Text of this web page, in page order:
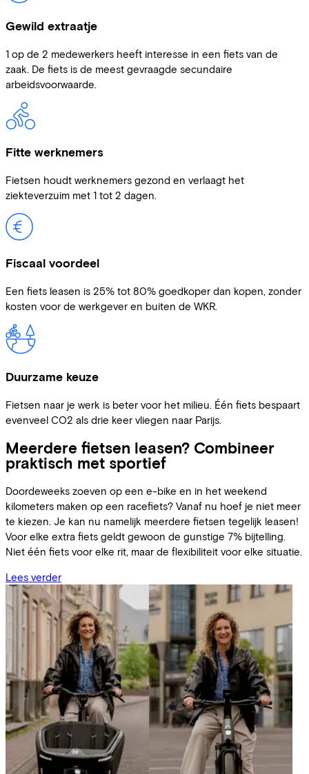
Gewild extraatje
1 op de 2 medewerkers heeft interesse in een fiets van de
zaak. De fiets is de meest gevraagde secundaire
arbeidsvoorwaarde.
Fitte werknemers
Fietsen houdt werknemers gezond en verlaagt het
ziekteverzuim met 1 tot 2 dagen.
Fiscaal voordeel
Een fiets leasen is 25% tot 80% goedkoper dan kopen, zonder
kosten voor de werkgever en buiten de WKR.
Duurzame keuze
Fietsen naar je werk is beter voor het milieu. Één fiets bespaart
evenveel CO2 als drie keer vliegen naar Parijs.
Meerdere fietsen leasen? Combineer
praktisch met sportief
Doordeweeks zoeven op een e-bike en in het weekend
kilometers maken op een racefiets? Vanaf nu hoef je niet meer
te kiezen. Je kan nu namelijk meerdere fietsen tegelijk leasen!
Voor elke extra fiets geldt gewoon de gunstige 7% bijtelling.
Niet één fiets voor elke rit, maar de flexibiliteit voor elke situatie.
Lees verder